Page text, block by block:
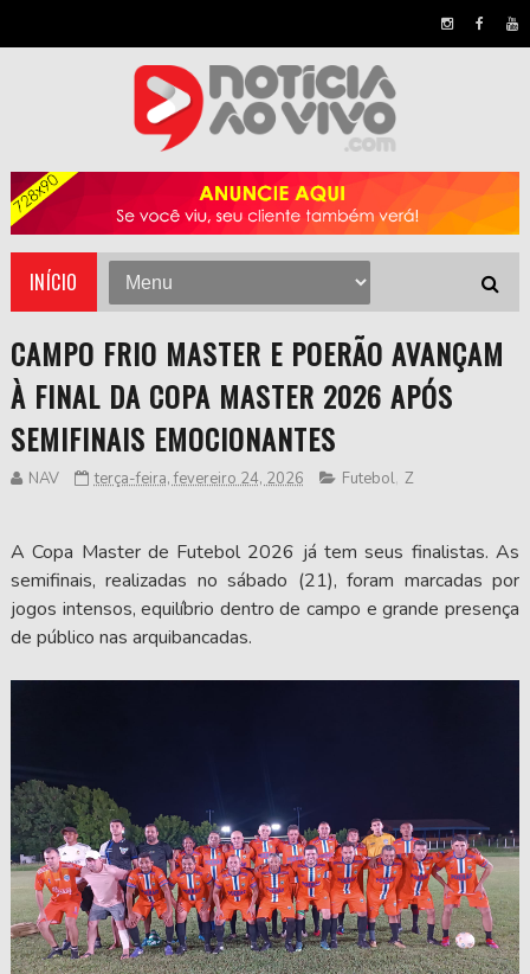
INÍCIO
CAMPO FRIO MASTER E POERÃO AVANÇAM
À FINAL DA COPA MASTER 2026 APÓS
SEMIFINAIS EMOCIONANTES
NAV terça-feira, fevereiro 24, 2026 Futebol, Z
A Copa Master de Futebol 2026 já tem seus finalistas. As
semifinais, realizadas no sábado (21), foram marcadas por
jogos intensos, equilíbrio dentro de campo e grande presença
de público nas arquibancadas.